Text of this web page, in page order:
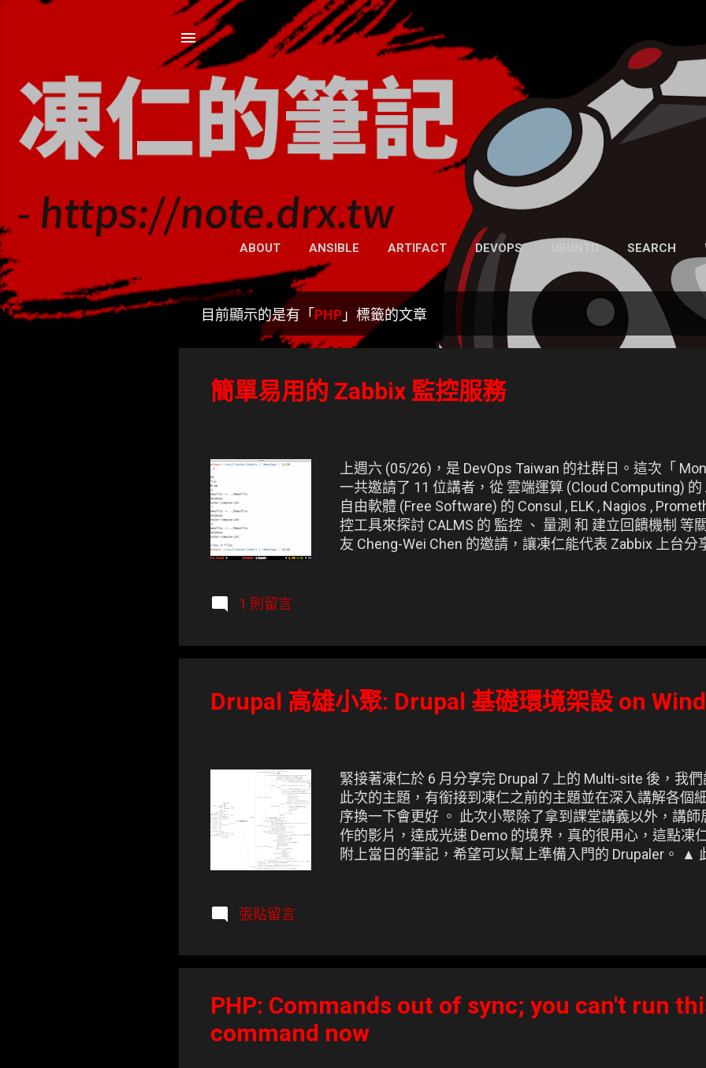
凍仁的筆記
- https://note.drx.tw
網頁
ABOUT ANSIBLE ARTIFACT DEVOPS UBUNTU SEARCH
目前顯示的是有「 PHP 」標籤的文章
簡單易用的 Zabbix 監控服務
上週六 (05/26)，是 DevOps Taiwan 的社群日。這次「
一共邀請了 11 位講者，從 雲端運算 (Cloud Computing) 的
自由軟體 (Free Software) 的 Consul , ELK , Nagios ,
控工具來探討 CALMS 的 監控 、 量測 和 建立回饋機制 等
友 Cheng-Wei Chen 的邀請，讓凍仁能代表 Zabbix 上台分
1 則留言
Drupal 高雄小聚: Drupal 基礎環境架設 on
緊接著凍仁於 6 月分享完 Drupal 7 上的 Multi-site 後，我
此次的主題，有銜接到凍仁之前的主題並在深入講解各個
序換一下會更好 。 此次小聚除了拿到課堂講義以外，講
作的影片，達成光速 Demo 的境界，真的很用心，這點凍
附上當日的筆記，希望可以幫上準備入門的 Drupaler。 ▲
張貼留言
PHP: Commands out of sync; you can't run
command now